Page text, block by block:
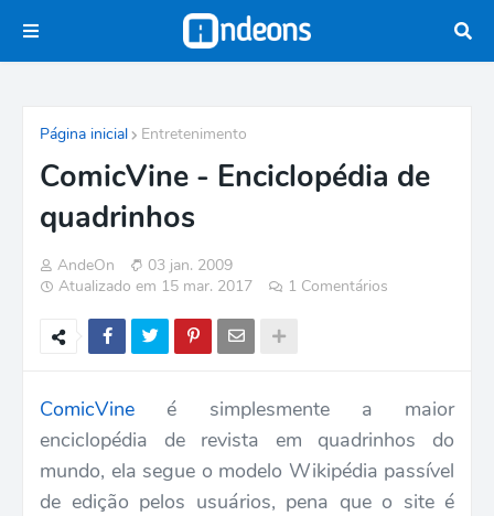
Página inicial Entretenimento
ComicVine - Enciclopédia de
quadrinhos
AndeOn
03 jan. 2009
Atualizado em 15 mar. 2017
1 Comentários
ComicVine é simplesmente a maior
enciclopédia de revista em quadrinhos do
mundo, ela segue o modelo Wikipédia passível
de edição pelos usuários, pena que o site é